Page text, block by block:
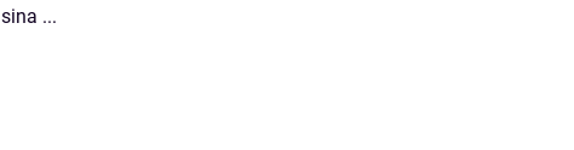
sina ...